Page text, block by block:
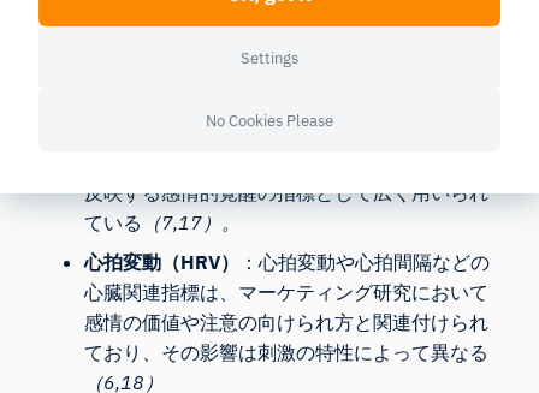
3. 身体的および行動的関連因子
け、幸福度を測る複数の指標を提供している：
反映する感情的覚醒の指標として広く用いられ
ている
（7,17）。
心拍変動（HRV）
：心拍変動や心拍間隔などの
心臓関連指標は、マーケティング研究において
感情の価値や注意の向けられ方と関連付けられ
ており、その影響は刺激の特性によって異なる
（6,18）
Settings
No Cookies Please